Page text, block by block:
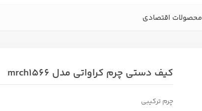
محصولات اقتصادی
کیف دستی چرم کراواتی مدل mrch1566
چرم ترکیبی